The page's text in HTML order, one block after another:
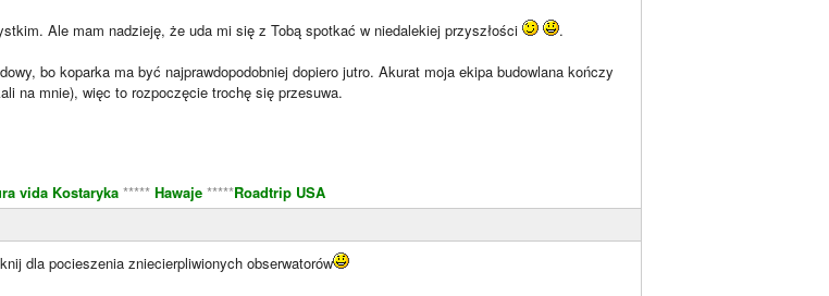
Ale mam nadzieję, że uda mi się z Tobą spotkać w niedalekiej przyszłości
.
bo koparka ma być najprawdopodobniej dopiero jutro. Akurat moja ekipa budowlana kończy
na mnie), więc to rozpoczęcie trochę się przesuwa.
vida Kostaryka ***** Hawaje *****Roadtrip USA
dla pocieszenia zniecierpliwionych obserwatorów